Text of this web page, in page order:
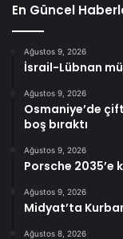
En Güncel
Ağustos 9, 2026
İsrail-Lübnan
Ağustos 9, 2026
Osmaniye’de
boş bıraktı
Ağustos 9, 2026
Porsche 2035’e
Ağustos 9, 2026
Midyat’ta
Ağustos 8, 2026